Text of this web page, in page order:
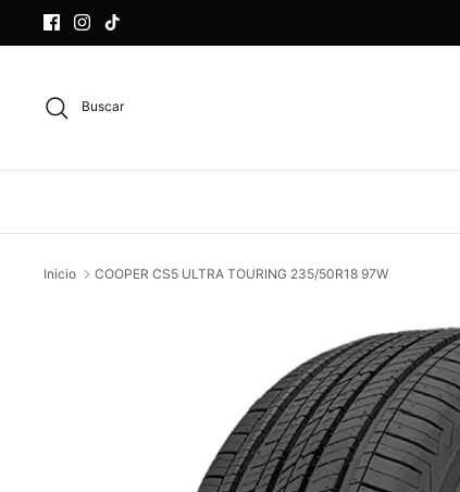
Buscar
Inicio COOPER CS5 ULTRA TOURING 235/50R18 97W